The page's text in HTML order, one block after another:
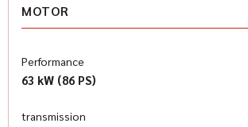
MOTOR
Performance
63 kW (86 PS)
transmission